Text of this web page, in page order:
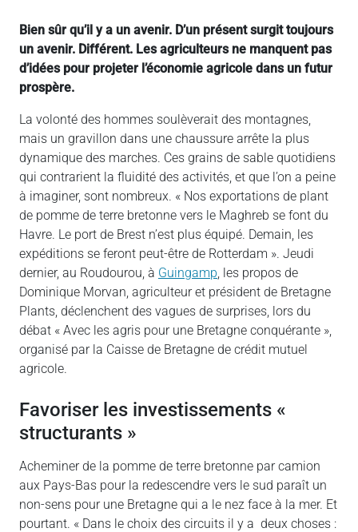
Bien sûr qu’il y a un avenir. D’un présent surgit toujours
un avenir. Différent. Les agriculteurs ne manquent pas
d’idées pour projeter l’économie agricole dans un futur
prospère.
La volonté des hommes soulèverait des montagnes,
mais un gravillon dans une chaussure arrête la plus
dynamique des marches. Ces grains de sable quotidiens
qui contrarient la fluidité des activités, et que l’on a peine
à imaginer, sont nombreux. « Nos exportations de plant
de pomme de terre bretonne vers le Maghreb se font du
Havre. Le port de Brest n’est plus équipé. Demain, les
expéditions se feront peut-être de Rotterdam ». Jeudi
dernier, au Roudourou, à Guingamp , les propos de
Dominique Morvan, agriculteur et président de Bretagne
Plants, déclenchent des vagues de surprises, lors du
débat « Avec les agris pour une Bretagne conquérante »,
organisé par la Caisse de Bretagne de crédit mutuel
agricole.
Favoriser les investissements «
structurants »
Acheminer de la pomme de terre bretonne par camion
aux Pays-Bas pour la redescendre vers le sud paraît un
non-sens pour une Bretagne qui a le nez face à la mer. Et
pourtant. « Dans le choix des circuits il y a deux choses :